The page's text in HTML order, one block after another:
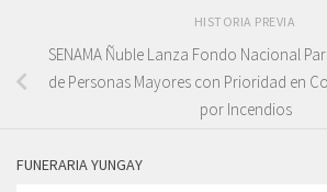
HISTORIA PREVIA
SENAMA Ñuble Lanza Fondo Nacional
de Personas Mayores con Prioridad en
por Incendios
FUNERARIA YUNGAY